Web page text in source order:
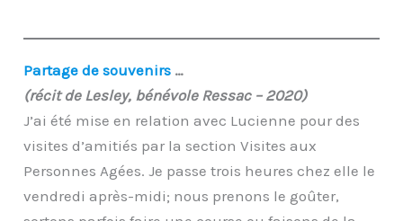
Partage de souvenirs …
(récit de Lesley, bénévole Ressac – 2020)
J’ai été mise en relation avec Lucienne pour des
visites d’amitiés par la section Visites aux
Personnes Agées. Je passe trois heures chez elle le
vendredi après-midi; nous prenons le goûter,